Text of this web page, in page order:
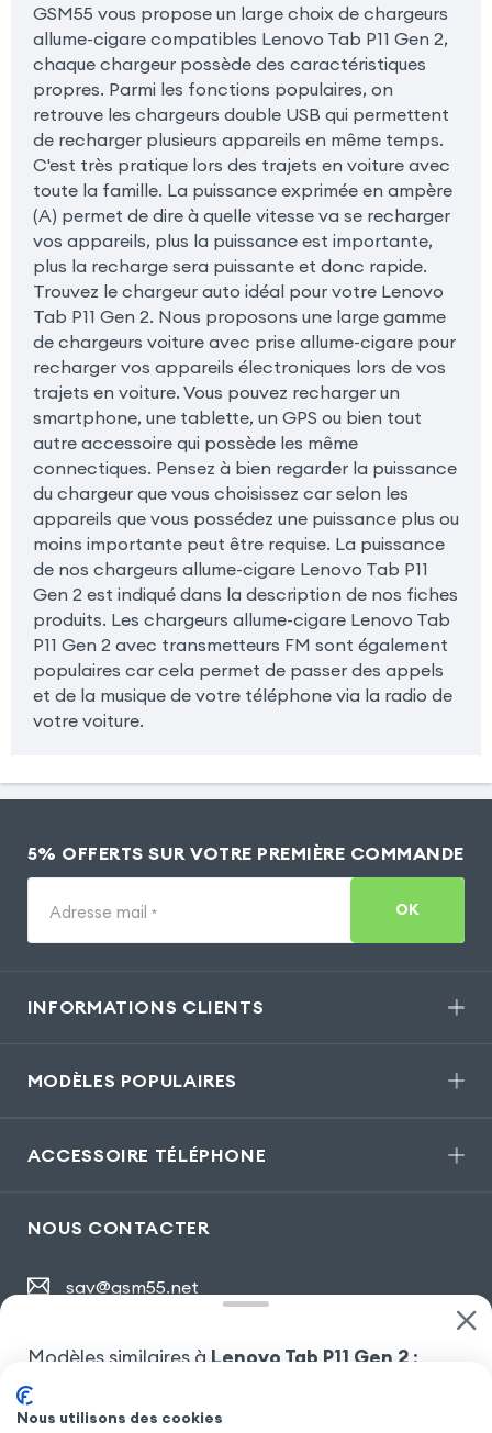
GSM55 vous propose un large choix de chargeurs
allume-cigare compatibles Lenovo Tab P11 Gen 2,
chaque chargeur possède des caractéristiques
propres. Parmi les fonctions populaires, on
retrouve les chargeurs double USB qui permettent
de recharger plusieurs appareils en même temps.
C'est très pratique lors des trajets en voiture avec
toute la famille. La puissance exprimée en ampère
(A) permet de dire à quelle vitesse va se recharger
vos appareils, plus la puissance est importante,
plus la recharge sera puissante et donc rapide.
Trouvez le chargeur auto idéal pour votre Lenovo
Tab P11 Gen 2. Nous proposons une large gamme
de chargeurs voiture avec prise allume-cigare pour
recharger vos appareils électroniques lors de vos
trajets en voiture. Vous pouvez recharger un
smartphone, une tablette, un GPS ou bien tout
autre accessoire qui possède les même
connectiques. Pensez à bien regarder la puissance
du chargeur que vous choisissez car selon les
appareils que vous possédez une puissance plus ou
moins importante peut être requise. La puissance
de nos chargeurs allume-cigare Lenovo Tab P11
Gen 2 est indiqué dans la description de nos fiches
produits. Les chargeurs allume-cigare Lenovo Tab
P11 Gen 2 avec transmetteurs FM sont également
populaires car cela permet de passer des appels
et de la musique de votre téléphone via la radio de
votre voiture.
5% OFFERTS SUR VOTRE PREMIÈRE COMMANDE
Adresse mail * OK
INFORMATIONS CLIENTS
MODÈLES POPULAIRES
ACCESSOIRE TÉLÉPHONE
NOUS CONTACTER
sav@gsm55.net
Modèles similaires à Lenovo Tab P11 Gen 2 :
Lenovo Tab P11
Nous utilisons des cookies